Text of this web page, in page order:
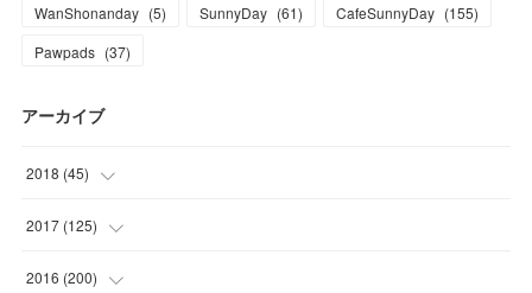
WanShonanday (5) SunnyDay (61) CafeSunnyDay (155)
Pawpads (37)
アーカイブ
2018 (45)
(1)
(1)
2017 (125)
(6)
2016 (200)